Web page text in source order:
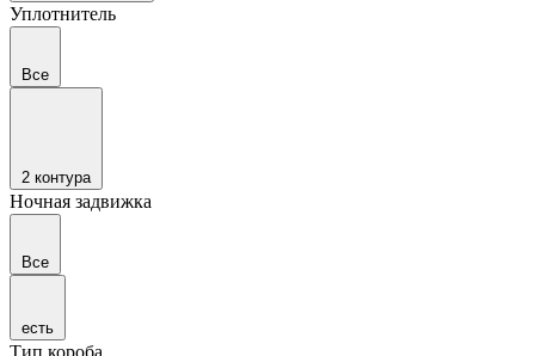
Уплотнитель
Все
2 контура
Ночная задвижка
Все
есть